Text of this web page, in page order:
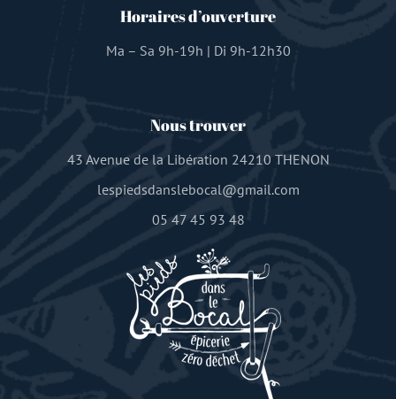
Horaires d’ouverture
Ma – Sa 9h-19h | Di 9h-12h30
Nous trouver
43 Avenue de la Libération 24210 THENON
lespiedsdanslebocal@gmail.com
05 47 45 93 48